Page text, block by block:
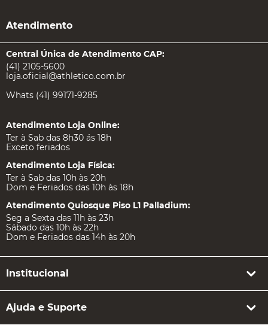
Atendimento
Central Única de Atendimento CAP:
(41) 2105-5600
loja.oficial@athletico.com.br
Whats (41) 99171-9285
Atendimento Loja Online:
Ter à Sab das 8h30 ás 18h
Exceto feriados
Atendimento Loja Física:
Ter à Sab das 10h às 20h
Dom e Feriados das 10h às 18h
Atendimento Quiosque Piso L1 Palladium:
Seg a Sexta das 11h às 23h
Sábado das 10h às 22h
Dom e Feriados das 14h às 20h
Institucional
Ajuda e Suporte